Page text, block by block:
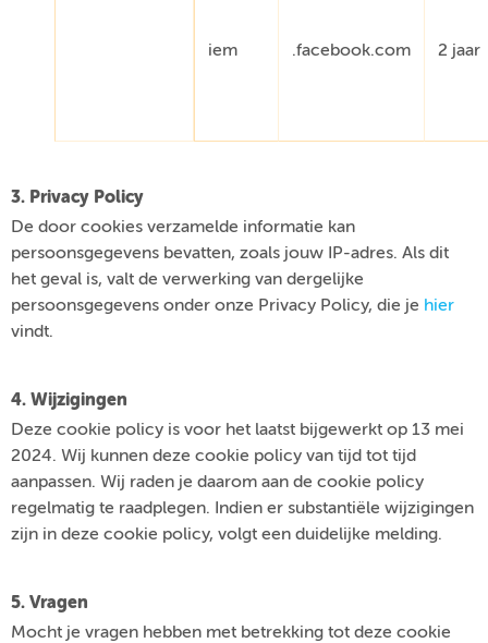
iem .facebook.com 2 jaar
3. Privacy Policy
De door cookies verzamelde informatie kan
persoonsgegevens bevatten, zoals jouw IP-adres. Als dit
het geval is, valt de verwerking van dergelijke
persoonsgegevens onder onze Privacy Policy, die je hier
vindt.
4. Wijzigingen
Deze cookie policy is voor het laatst bijgewerkt op 13 mei
2024. Wij kunnen deze cookie policy van tijd tot tijd
aanpassen. Wij raden je daarom aan de cookie policy
regelmatig te raadplegen. Indien er substantiële wijzigingen
zijn in deze cookie policy, volgt een duidelijke melding.
5. Vragen
Mocht je vragen hebben met betrekking tot deze cookie